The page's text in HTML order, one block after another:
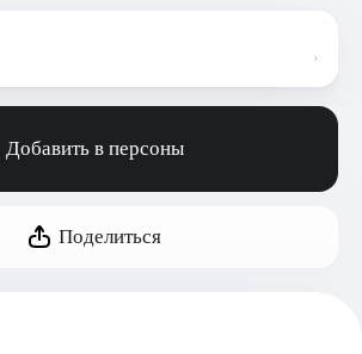
Добавить в персоны
Поделиться